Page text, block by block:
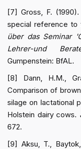
[7] Gross, F.
special reference to
über das Seminar
Lehrer-und
Gumpenstein: BfAL.
[8] Dann, H.M.,
Comparison of
silage on lactational
Holstein dairy cows.
672.
[9] Aksu, T.,